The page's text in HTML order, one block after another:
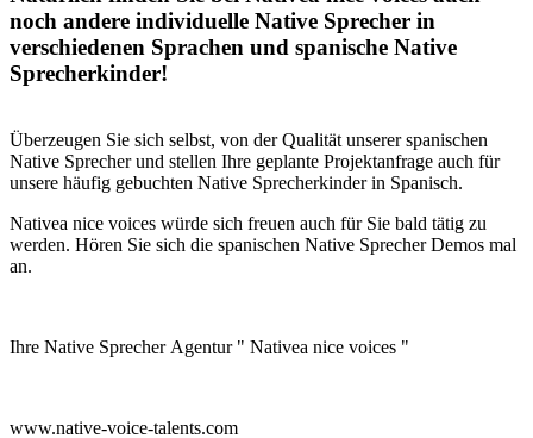
noch andere individuelle Native Sprecher in
verschiedenen Sprachen und spanische Native
Sprecherkinder!
Überzeugen Sie sich selbst, von der Qualität unserer spanischen
Native Sprecher und stellen Ihre geplante Projektanfrage auch für
unsere häufig gebuchten Native Sprecherkinder in Spanisch.
Nativea nice voices würde sich freuen auch für Sie bald tätig zu
werden. Hören Sie sich die spanischen Native Sprecher Demos mal
an.
Ihre Native Sprecher Agentur " Nativea nice voices "
www.native-voice-talents.com